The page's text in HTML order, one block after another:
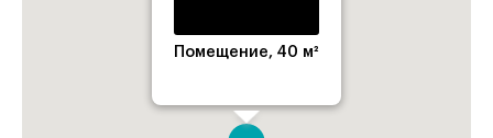
Помещение, 40 м²